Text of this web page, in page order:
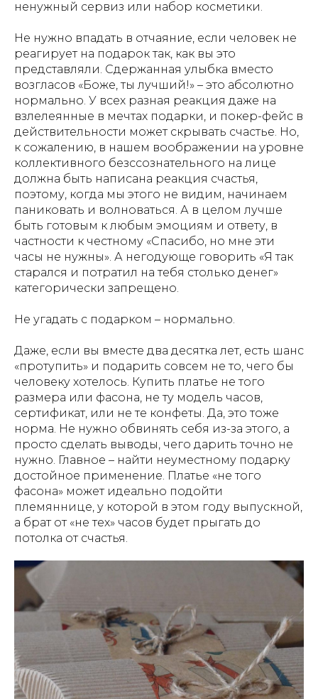
ненужный сервиз или набор косметики.
Не нужно впадать в отчаяние, если человек не
реагирует на подарок так, как вы это
представляли. Сдержанная улыбка вместо
возгласов «Боже, ты лучший!» – это абсолютно
нормально. У всех разная реакция даже на
взлелеянные в мечтах подарки, и покер-фейс в
действительности может скрывать счастье. Но,
к сожалению, в нашем воображении на уровне
коллективного безссознательного на лице
должна быть написана реакция счастья,
поэтому, когда мы этого не видим, начинаем
паниковать и волноваться. А в целом лучше
быть готовым к любым эмоциям и ответу, в
частности к честному «Спасибо, но мне эти
часы не нужны». А негодующе говорить «Я так
старался и потратил на тебя столько денег»
категорически запрещено.
Не угадать с подарком – нормально.
Даже, если вы вместе два десятка лет, есть шанс
«протупить» и подарить совсем не то, чего бы
человеку хотелось. Купить платье не того
размера или фасона, не ту модель часов,
сертификат, или не те конфеты. Да, это тоже
норма. Не нужно обвинять себя из-за этого, а
просто сделать выводы, чего дарить точно не
нужно. Главное – найти неуместному подарку
достойное применение. Платье «не того
фасона» может идеально подойти
племяннице, у которой в этом году выпускной,
а брат от «не тех» часов будет прыгать до
потолка от счастья.